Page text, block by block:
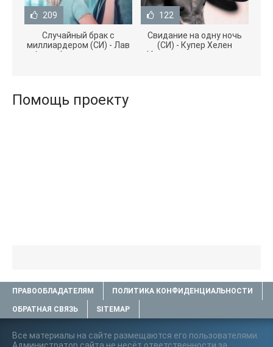
209
Случайный брак с
миллиардером (СИ) - Лав
Агата (полная версия
122
Свидание на одну ночь
(СИ) - Купер Хелен
(бесплатные серии книг
Помощь проекту
ПРАВООБЛАДАТЕЛЯМ ПОЛИТИКА КОНФИДЕНЦИАЛЬНОСТИ
ОБРАТНАЯ СВЯЗЬ SITEMAP
Все материалы на сайте размещаются его пользователями.